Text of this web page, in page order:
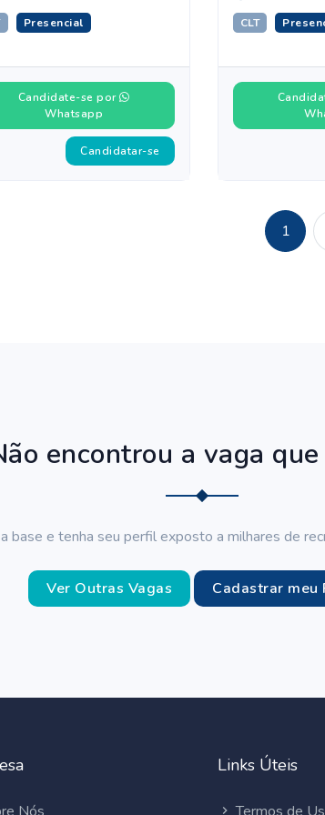
Presencial
Candidate-se por
Whatsapp
Candidatar-se
CLT
1
encontrou a vaga
base e tenha seu perfil exposto a milhares de
Ver Outras Vagas Cadastrar meu
Links Úteis